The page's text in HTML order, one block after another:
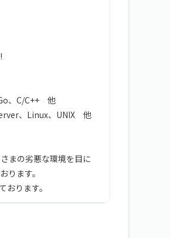
、C/C++ 他
、Linux、UNIX 他
まの劣悪な環境を目に
ります。
ります。